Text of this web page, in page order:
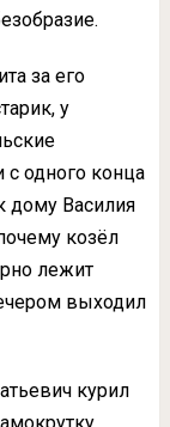
за его
у
одного конца
дому Василия
козёл
лежит
выходил
курил